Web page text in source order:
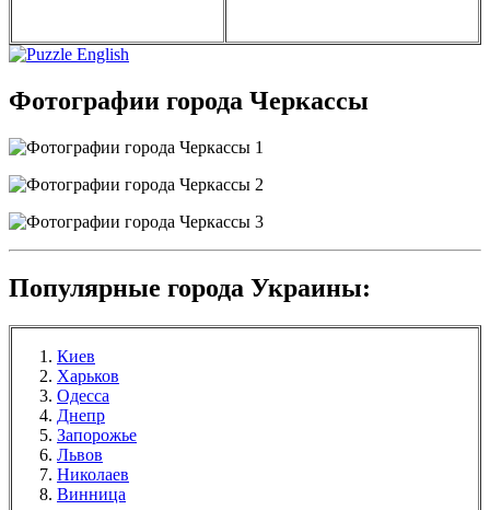
Фотографии города Черкассы
Популярные города Украины:
Киев
Харьков
Одесса
Днепр
Запорожье
Львов
Николаев
Винница